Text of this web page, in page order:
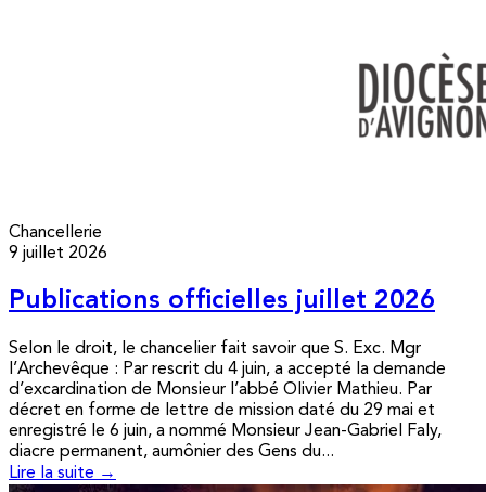
Chancellerie
9 juillet 2026
Publications officielles juillet 2026
Selon le droit, le chancelier fait savoir que S. Exc. Mgr
l’Archevêque : Par rescrit du 4 juin, a accepté la demande
d’excardination de Monsieur l’abbé Olivier Mathieu. Par
décret en forme de lettre de mission daté du 29 mai et
enregistré le 6 juin, a nommé Monsieur Jean-Gabriel Faly,
diacre permanent, aumônier des Gens du...
Lire la suite →